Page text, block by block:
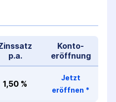
p.a.
Konto­
eröffnung
1,50 %
Jetzt
eröffnen *